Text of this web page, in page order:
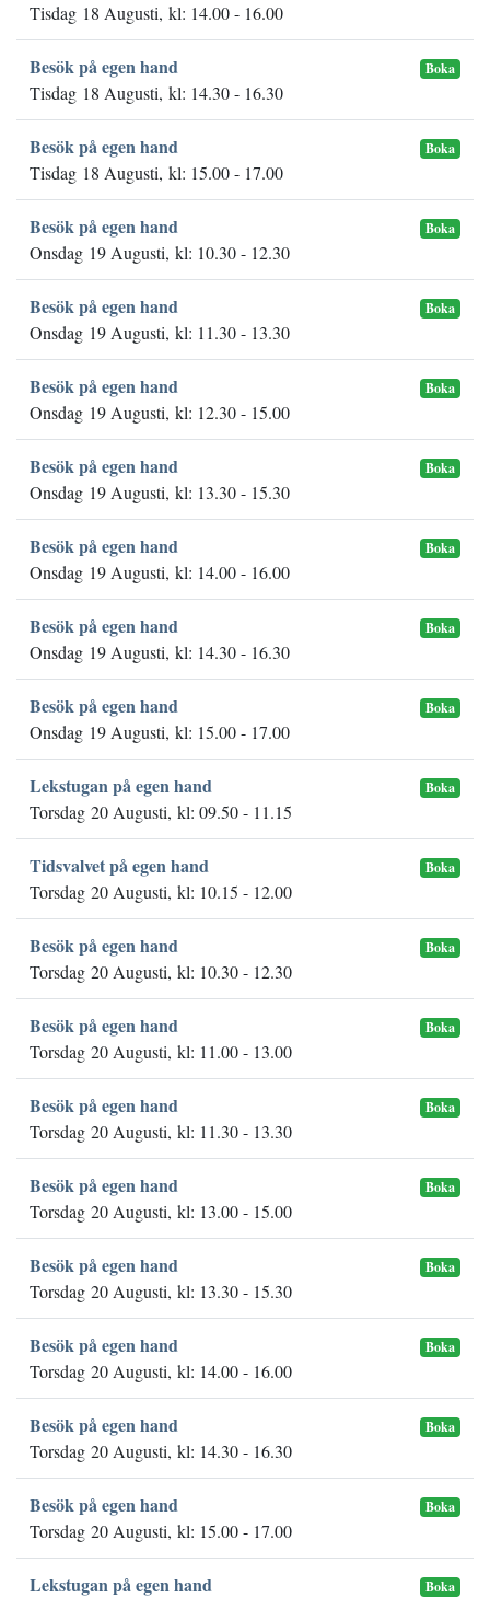
Tisdag 18 Augusti, kl: 14.00 - 16.00
Besök på egen hand Boka
Tisdag 18 Augusti, kl: 14.30 - 16.30
Besök på egen hand Boka
Tisdag 18 Augusti, kl: 15.00 - 17.00
Besök på egen hand Boka
Onsdag 19 Augusti, kl: 10.30 - 12.30
Besök på egen hand Boka
Onsdag 19 Augusti, kl: 11.30 - 13.30
Besök på egen hand Boka
Onsdag 19 Augusti, kl: 12.30 - 15.00
Besök på egen hand Boka
Onsdag 19 Augusti, kl: 13.30 - 15.30
Besök på egen hand Boka
Onsdag 19 Augusti, kl: 14.00 - 16.00
Besök på egen hand Boka
Onsdag 19 Augusti, kl: 14.30 - 16.30
Besök på egen hand Boka
Onsdag 19 Augusti, kl: 15.00 - 17.00
Lekstugan på egen hand Boka
Torsdag 20 Augusti, kl: 09.50 - 11.15
Tidsvalvet på egen hand Boka
Torsdag 20 Augusti, kl: 10.15 - 12.00
Besök på egen hand Boka
Torsdag 20 Augusti, kl: 10.30 - 12.30
Besök på egen hand Boka
Torsdag 20 Augusti, kl: 11.00 - 13.00
Besök på egen hand Boka
Torsdag 20 Augusti, kl: 11.30 - 13.30
Besök på egen hand Boka
Torsdag 20 Augusti, kl: 13.00 - 15.00
Besök på egen hand Boka
Torsdag 20 Augusti, kl: 13.30 - 15.30
Besök på egen hand Boka
Torsdag 20 Augusti, kl: 14.00 - 16.00
Besök på egen hand Boka
Torsdag 20 Augusti, kl: 14.30 - 16.30
Besök på egen hand Boka
Torsdag 20 Augusti, kl: 15.00 - 17.00
Lekstugan på egen hand Boka